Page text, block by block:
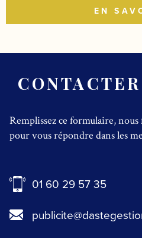
EN
Remplissez ce formulaire,
pour vous répondre dans les
01 60 29 57 35